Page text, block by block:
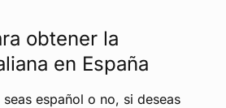
obtener la
en España
español o no, si deseas